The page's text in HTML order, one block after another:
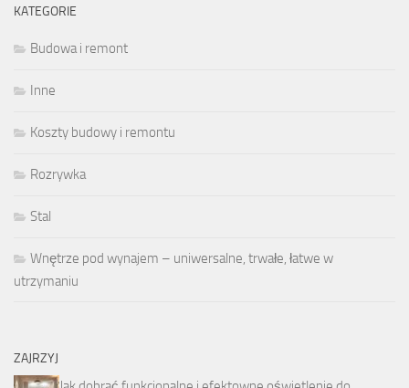
KATEGORIE
Budowa i remont
Inne
Koszty budowy i remontu
Rozrywka
Stal
Wnętrze pod wynajem – uniwersalne, trwałe, łatwe w
utrzymaniu
ZAJRZYJ